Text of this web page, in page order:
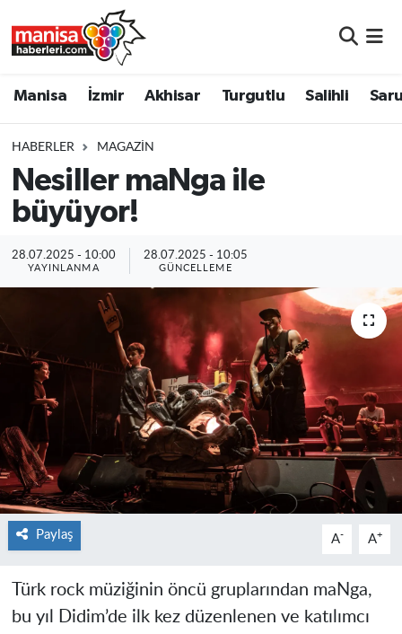
Manisa İzmir Akhisar Turgutlu Salihli
HABERLER MAGAZIN
Nesiller maNga ile
büyüyor!
28.07.2025 - 10:00
YAYINLANMA
28.07.2025 - 10:05
GÜNCELLEME
Paylaş A- A+
Türk rock müziğinin öncü gruplarından maNga,
bu yıl Didim’de ilk kez düzenlenen ve katılımcı
Turgutlu
Salihli
Saruhanlı
Resmi İlanlar
Manisa Nöbetçi Eczaneler
Manisa Trafik Yoğunluk Haritası
Süper Lig Puan Durumu ve Fikstür
Tüm Manşetler
Son Dakika Haberleri
Haber Arşivi